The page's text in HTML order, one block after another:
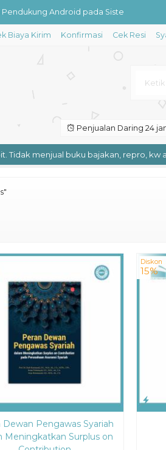
Android pada Siste
II, Bait I-1931)
Kisah Kedatangan Orang E
Barat: Relevansiny
Biaya Kirim Konfirmasi Cek Resi
Penjualan Daring 24
menjual buku bajakan, repro, kw
Dewan Pengawas Syariah
Meningkatkan Surplus on
Diskon
15%